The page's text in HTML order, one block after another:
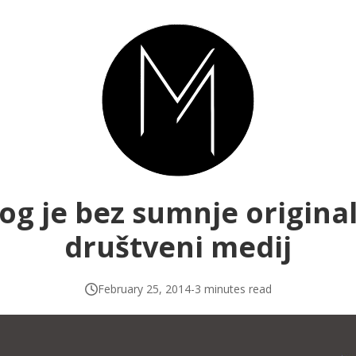
je bez sumnje
društveni medij
February 25, 2014-3 minutes read